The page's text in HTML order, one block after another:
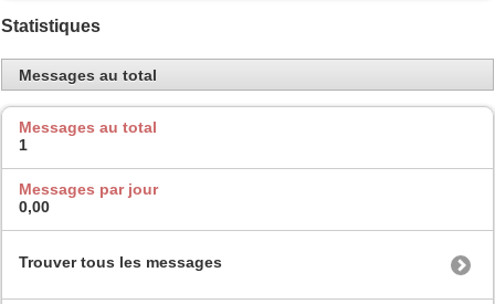
Statistiques
Messages au total
Messages au total
1
Messages par jour
0,00
Trouver tous les messages